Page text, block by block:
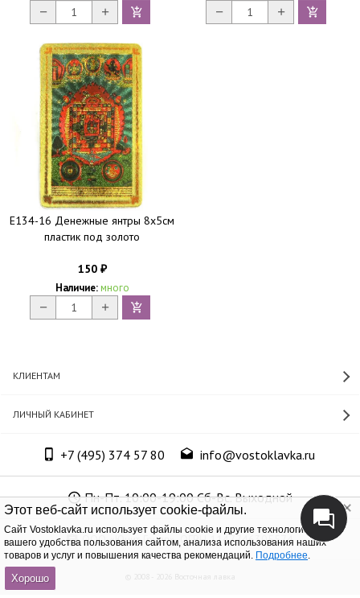
Этот веб-сайт использует cookie-файлы.
Cайт Vostoklavka.ru использует файлы cookie и другие технологии для
вашего удобства пользования сайтом, анализа использования наших
товаров и услуг и повышения качества рекомендаций. Подробнее.
Хорошо
E134-16 Денежные янтры 8х5см
пластик под золото
150 ₽
Наличие: много
КЛИЕНТАМ
ЛИЧНЫЙ КАБИНЕТ
+7 (495) 374 57 80 info@vostoklavka.ru
Пн-Пт. 10:00-19:00 Сб-Вс. Выходной
ООО «Юнит Групп», ОГРН 1147746305574